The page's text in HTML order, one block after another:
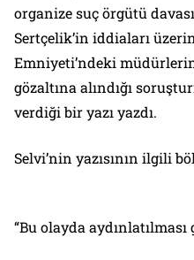
organize suç örgütü
Sertçelik’in iddiaları
Emniyeti’ndeki
gözaltına alındığı
verdiği bir yazı yazdı.
Selvi’nin yazısının ilgili
“Bu olayda